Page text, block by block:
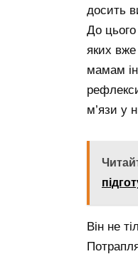
досить
До цього
яких
мамам
м’язи у
Він не